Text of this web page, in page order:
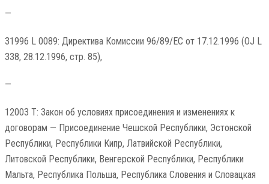
—
31996 L 0089: Директива Комиссии 96/89/EC от 17.12.1996 (OJ L
338, 28.12.1996, стр. 85),
—
12003 T: Закон об условиях присоединения и изменениях к
договорам — Присоединение Чешской Республики, Эстонской
Республики, Республики Кипр, Латвийской Республики,
Литовской Республики, Венгерской Республики, Республики
Мальта, Республика Польша, Республика Словения и Словацкая